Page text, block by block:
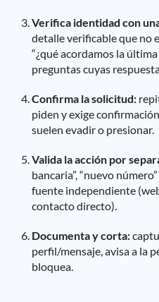
Verifica identidad con
detalle verificable que no
“¿qué acordamos la
preguntas cuyas
Confirma la solicitud:
piden y exige
suelen evadir o presionar.
Valida la acción por
bancaria”, “nuevo
fuente independiente
contacto directo).
Documenta y corta:
perfil/mensaje, avisa a la
bloquea.